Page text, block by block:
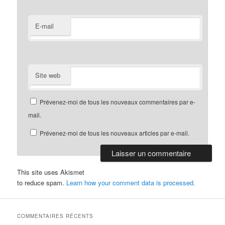
E-mail
Site web
Prévenez-moi de tous les nouveaux commentaires par e-
mail.
Prévenez-moi de tous les nouveaux articles par e-mail.
This site uses Akismet
to reduce spam. Learn how your comment data is processed.
COMMENTAIRES RÉCENTS